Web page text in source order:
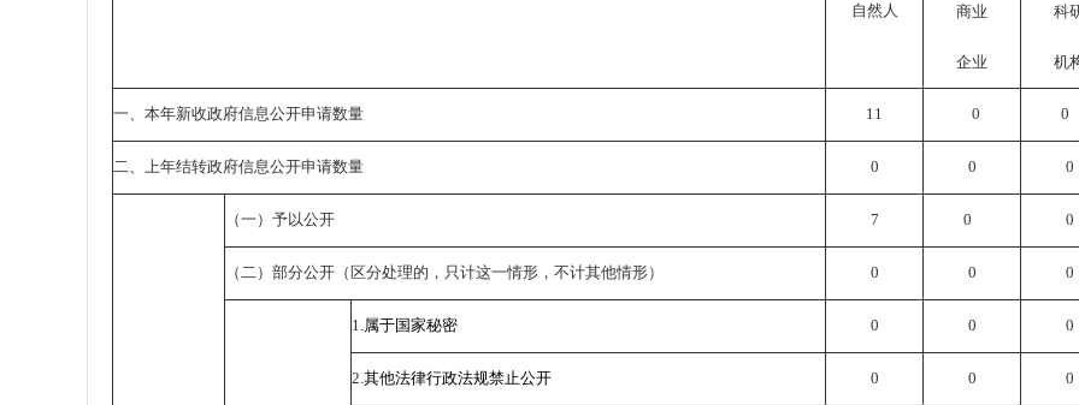
自然人
商业
企业
科
机
一、本年新收政府信息公开申请数量 11 0 0
二、上年结转政府信息公开申请数量 0 0 0
（一）予以公开 7 0 0
（二）部分公开（区分处理的，只计这一情形，不计其他情形） 0 0 0
1.属于国家秘密 0 0 0
2.其他法律行政法规禁止公开 0 0 0